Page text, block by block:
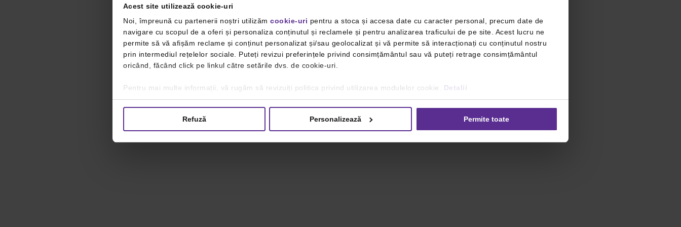
Acest site utilizează cookie-uri
Noi, împreună cu partenerii noștri utilizăm cookie-uri pentru a stoca și accesa date cu caracter personal, precum date de
navigare cu scopul de a oferi și personaliza conținutul și reclamele și pentru analizarea traficului de pe site. Acest lucru ne
permite să vă afișăm reclame și conținut personalizat și/sau geolocalizat și vă permite să interacționați cu conținutul nostru
prin intermediul rețelelor sociale. Puteți revizui preferințele privind consimțământul sau vă puteți retrage consimțământul
oricând, făcând click pe linkul către setările dvs. de cookie-uri.
Pentru mai multe informații, vă rugăm să revizuiți politica privind utilizarea modulelor cookie. Detalii
Refuză Personalizează Permite toate